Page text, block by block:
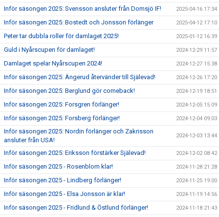
Inför säsongen 2025: Svensson ansluter från Domsjö IF! 2025-04-16 17:34
Inför säsongen 2025: Bostedt och Jonsson förlänger 2025-04-12 17:10
Peter tar dubbla roller för damlaget 2025! 2025-01-12 16:39
Guld i Nyårscupen för damlaget! 2024-12-29 11:57
Damlaget spelar Nyårscupen 2024! 2024-12-27 15:38
Inför säsongen 2025: Ängerud återvänder till Själevad! 2024-12-26 17:20
Inför säsongen 2025: Berglund gör comeback! 2024-12-19 18:51
Inför säsongen 2025: Forsgren förlänger! 2024-12-05 15:09
Inför säsongen 2025: Forsberg förlänger! 2024-12-04 09:03
Inför säsongen 2025: Nordin förlänger och Zakrisson
ansluter från USA!
2024-12-03 13:44
Inför säsongen 2025: Eriksson förstärker Själevad! 2024-12-02 08:42
Inför säsongen 2025 - Rosenblom klar! 2024-11-28 21:28
Inför säsongen 2025 - Lindberg förlänger! 2024-11-25 19:00
Inför säsongen 2025 - Elsa Jonsson är klar! 2024-11-19 14:56
Inför säsongen 2025 - Fridlund & Östlund förlänger! 2024-11-18 21:43